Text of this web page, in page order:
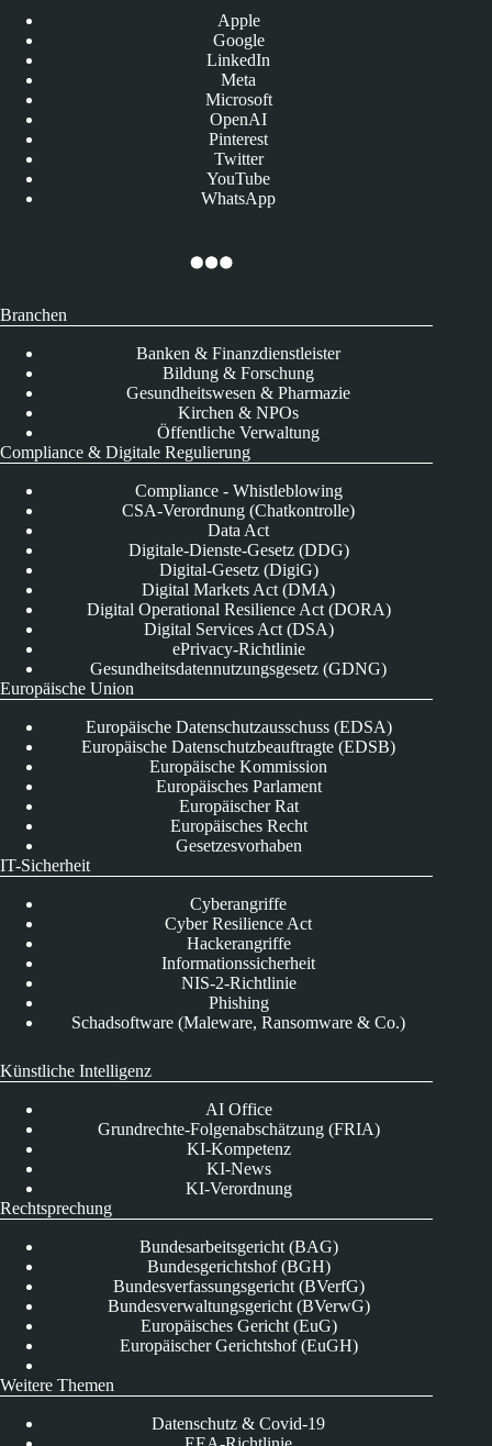
Apple
Google
LinkedIn
Meta
Microsoft
OpenAI
Pinterest
Twitter
YouTube
WhatsApp
Branchen
Banken & Finanzdienstleister
Bildung & Forschung
Gesundheitswesen & Pharmazie
Kirchen & NPOs
Öffentliche Verwaltung
Compliance & Digitale Regulierung
Compliance - Whistleblowing
CSA-Verordnung (Chatkontrolle)
Data Act
Digitale-Dienste-Gesetz (DDG)
Digital-Gesetz (DigiG)
Digital Markets Act (DMA)
Digital Operational Resilience Act (DORA)
Digital Services Act (DSA)
ePrivacy-Richtlinie
Gesundheitsdatennutzungsgesetz (GDNG)
Europäische Union
Europäische Datenschutzausschuss (EDSA)
Europäische Datenschutzbeauftragte (EDSB)
Europäische Kommission
Europäisches Parlament
Europäischer Rat
Europäisches Recht
Gesetzesvorhaben
IT-Sicherheit
Cyberangriffe
Cyber Resilience Act
Hackerangriffe
Informationssicherheit
NIS-2-Richtlinie
Phishing
Schadsoftware (Maleware, Ransomware & Co.)
Künstliche Intelligenz
AI Office
Grundrechte-Folgenabschätzung (FRIA)
KI-Kompetenz
KI-News
KI-Verordnung
Rechtsprechung
Bundesarbeitsgericht (BAG)
Bundesgerichtshof (BGH)
Bundesverfassungsgericht (BVerfG)
Bundesverwaltungsgericht (BVerwG)
Europäisches Gericht (EuG)
Europäischer Gerichtshof (EuGH)
Weitere Themen
Datenschutz & Covid-19